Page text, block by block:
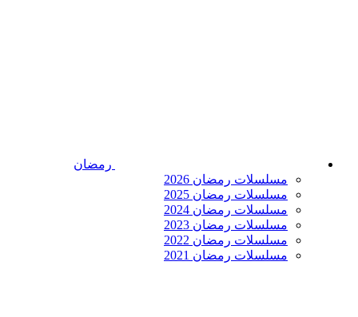
رمضان
مسلسلات رمضان 2026
مسلسلات رمضان 2025
مسلسلات رمضان 2024
مسلسلات رمضان 2023
مسلسلات رمضان 2022
مسلسلات رمضان 2021